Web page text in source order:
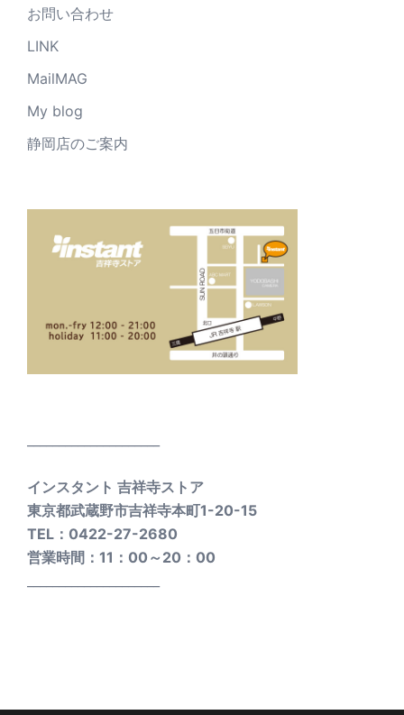
お問い合わせ
LINK
MailMAG
My blog
静岡店のご案内
インスタント 吉祥寺ストア
東京都武蔵野市吉祥寺本町1-20-15
TEL：0422-27-2680
営業時間：11：00～20：00